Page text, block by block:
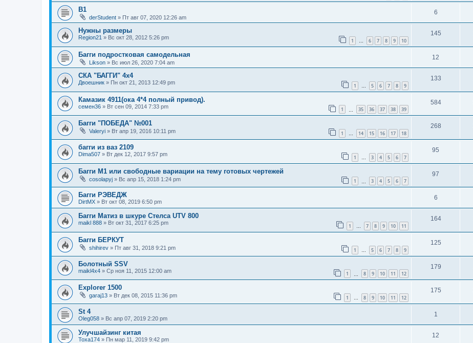
B1
derStudent » Пт авг 07, 2020 12:26 am
6
Нужны размеры
Region21 » Вс окт 28, 2012 5:26 pm 1 … 6 7 8 9 10
145
Багги подростковая самодельная
Likson » Вс июл 26, 2020 7:04 am
12
СКА "БАГГИ" 4х4
Двоешник » Пн окт 21, 2013 12:49 pm 1 … 5 6 7 8 9
133
Камазик 4911(ока 4*4 полный привод).
семен36 » Вт сен 09, 2014 7:33 pm 1 35 36 37 38 39
584
Багги "ПОБЕДА" №001
Valeryi » Вт апр 19, 2016 10:11 pm 1 … 14 15 16 17 18
268
багги из ваз 2109
Dima507 » Вт дек 12, 2017 9:57 pm 1 … 3 4 5 6 7
95
Багги М1 или свободные вариации на тему готовых чертежей
cosolapyj » Вс апр 15, 2018 1:24 pm 1 3 4 5 6 7
97
Багги РЭВЕДЖ
DirtMX » Вт окт 08, 2019 6:50 pm
6
Багги Матиз в шкуре Стелса UTV 800
maikl 888 » Вт окт 31, 2017 6:25 pm 1 … 7 8 9 10 11
164
Багги БЕРКУТ
shihirev » Пт авг 31, 2018 9:21 pm 1 5 6 7 8 9
125
Болотный SSV
maikl4x4 » Ср ноя 11, 2015 12:00 am 1 8 9 10 11 12
179
Еxplorer 1500
garaj13 » Вт дек 08, 2015 11:36 pm 1 … 8 9 10 11 12
175
St 4
Oleg058 » Вс апр 07, 2019 2:20 pm
1
Улучшайзинг китая
Toxa174 » Пн мар 11, 2019 9:42 pm
12